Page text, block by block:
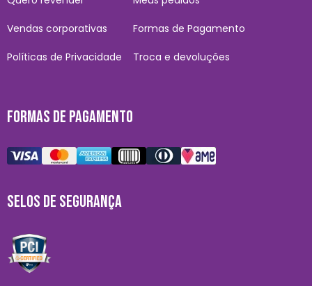
Vendas corporativas
Políticas de Privacidade
Formas de Pagamento
Troca e devoluções
FORMAS DE PAGAMENTO
SELOS DE SEGURANÇA